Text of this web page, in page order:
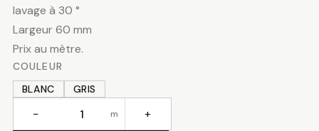
lavage à 30 °
Largeur 60 mm
Prix au mètre.
COULEUR
BLANC
GRIS
− m +